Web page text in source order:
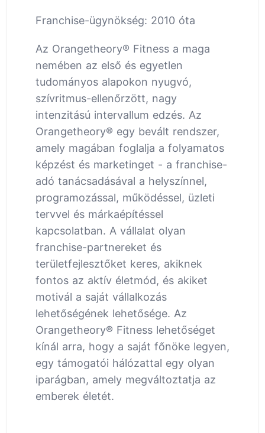
Franchise-ügynökség: 2010 óta
Az Orangetheory® Fitness a maga
nemében az első és egyetlen
tudományos alapokon nyugvó,
szívritmus-ellenőrzött, nagy
intenzitású intervallum edzés. Az
Orangetheory® egy bevált rendszer,
amely magában foglalja a folyamatos
képzést és marketinget - a franchise-
adó tanácsadásával a helyszínnel,
programozással, működéssel, üzleti
tervvel és márkaépítéssel
kapcsolatban. A vállalat olyan
franchise-partnereket és
területfejlesztőket keres, akiknek
fontos az aktív életmód, és akiket
motivál a saját vállalkozás
lehetőségének lehetősége. Az
Orangetheory® Fitness lehetőséget
kínál arra, hogy a saját főnöke legyen,
egy támogatói hálózattal egy olyan
iparágban, amely megváltoztatja az
emberek életét.